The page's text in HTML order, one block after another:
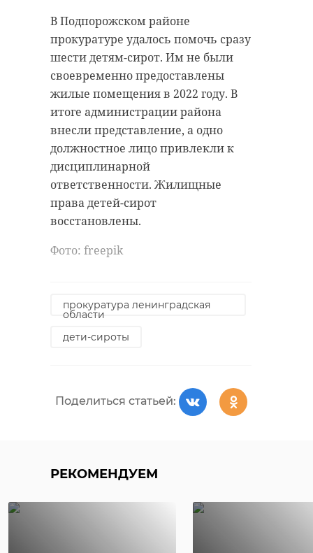
В Подпорожском районе
прокуратуре удалось помочь сразу
шести детям-сирот. Им не были
своевременно предоставлены
жилые помещения в 2022 году. В
итоге администрации района
внесли представление, а одно
должностное лицо привлекли к
дисциплинарной
ответственности. Жилищные
права детей-сирот
восстановлены.
Фото: freepik
прокуратура ленинградская
области
дети-сироты
Поделиться статьей:
РЕКОМЕНДУЕМ
Колонна из машин и мотоциклистов
посетит военные мемориалы и
Фото: 47channel
Поделиться статьей:
Фото: СЗМУ Росприроднадзора
росприроднадзор
первоцвет
Поделиться статьей: